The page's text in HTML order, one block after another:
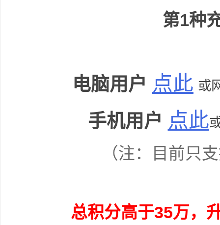
第1种
电脑用户 点此 或
手机用户 点此
（注：目前只
总积分高于35万，